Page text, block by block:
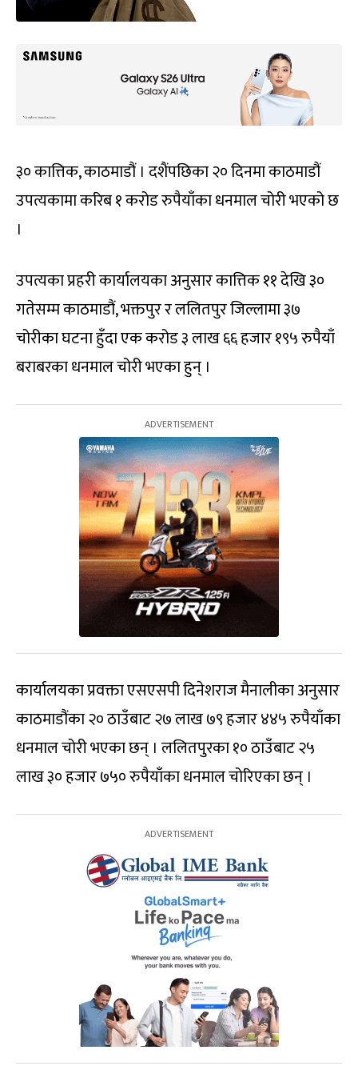
३० कात्तिक, काठमाडौं । दशैंपछिका २० दिनमा काठमाडौं
उपत्यकामा करिब १ करोड रुपैयाँका धनमाल चोरी भएको छ
।
उपत्यका प्रहरी कार्यालयका अनुसार कात्तिक ११ देखि ३०
गतेसम्म काठमाडौं, भक्तपुर र ललितपुर जिल्लामा ३७
चोरीका घटना हुँदा एक करोड ३ लाख ६६ हजार १९५ रुपैयाँ
बराबरका धनमाल चोरी भएका हुन् ।
कार्यालयका प्रवक्ता एसएसपी दिनेशराज मैनालीका अनुसार
काठमाडौंका २० ठाउँबाट २७ लाख ७९ हजार ४४५ रुपैयाँका
धनमाल चोरी भएका छन् । ललितपुरका १० ठाउँबाट २५
लाख ३० हजार ७५० रुपैयाँका धनमाल चोरिएका छन् ।